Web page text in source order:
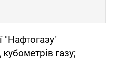
"Нафтогазу"
газу;